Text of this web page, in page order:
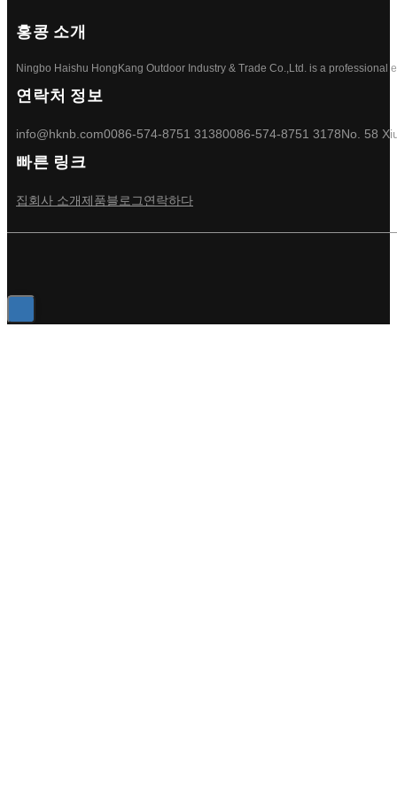
홍콩 소개
Ningbo Haishu HongKang Outdoor Industry & Trade Co.,Ltd. is a professional
연락처 정보
info@hknb.com0086-574-8751 31380086-574-8751 3178No. 58
빠른 링크
집회사 소개제품블로그연락하다